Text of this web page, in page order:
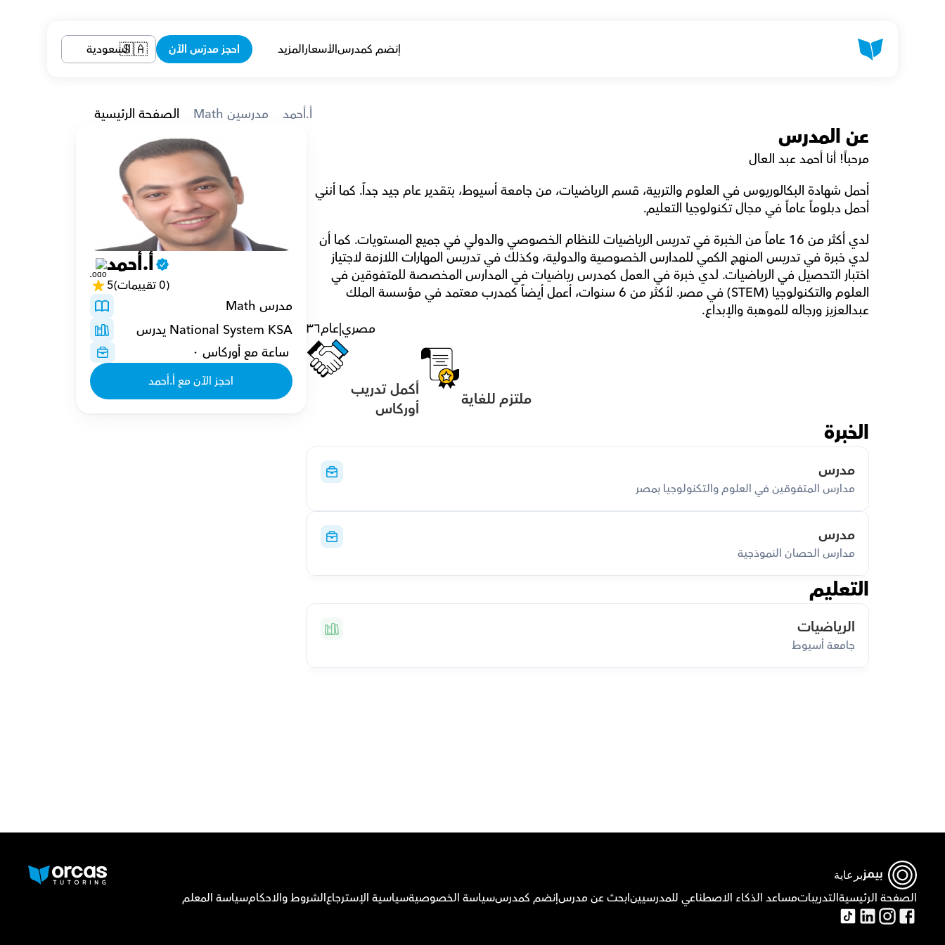
إنضم كمدرسالأسعارالمزيد احجز مدرّس الآن 🇸🇦السعودية
الصفحة الرئيسية Math مدرسين أ.أحمد
أ.أحمد
5 (0 تقييمات)
مدرس Math
National System KSA يدرس
احجز الآن مع أ.أحمد
عن المدرس
مرحباً! أنا أحمد عبد العال
أحمل شهادة البكالوريوس في العلوم والتربية، قسم الرياضيات، من جامعة أسيوط، بتقدير عام جيد جداً. كما أنني
أحمل دبلوماً عاماً في مجال تكنولوجيا التعليم.
لدي أكثر من 16 عاماً من الخبرة في تدريس الرياضيات للنظام الخصوصي والدولي في جميع المستويات. كما أن
لدي خبرة في تدريس المنهج الكمي للمدارس الخصوصية والدولية، وكذلك في تدريس المهارات اللازمة لاجتياز
اختبار التحصيل في الرياضيات. لدي خبرة في العمل كمدرس رياضيات في المدارس المخصصة للمتفوقين في
العلوم والتكنولوجيا (STEM) في مصر. لأكثر من 6 سنوات، أعمل أيضاً كمدرب معتمد في مؤسسة الملك
عبدالعزيز ورجاله للموهبة والإبداع.
٣٦عام|مصري
ملتزم للغاية
أوركاس
الخبرة
مدرس
مدارس المتفوقين في العلوم والتكنولوجيا بمصر
مدرس
مدارس الحصان النموذجية
التعليم
الرياضيات
جامعة أسيوط
قم بتحميل تطبيق أوركاس
برعاية
الصفحة الرئيسيةالتدريباتمساعد الذكاء الاصطناعي للمدرسيينابحث عن مدرسإنضم كمدرسسياسة الخصوصيةسياسية الإسترجاعالشروط والاحكامسياسة المعلم